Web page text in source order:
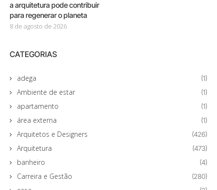
a arquitetura pode contribuir
para regenerar o planeta
8 de agosto de 2026
CATEGORIAS
adega (1)
Ambiente de estar (1)
apartamento (1)
área externa (1)
Arquitetos e Designers (426)
Arquitetura (473)
banheiro (4)
Carreira e Gestão (280)